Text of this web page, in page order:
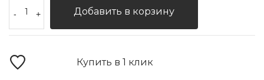
- + Добавить в корзину
Купить в 1 клик